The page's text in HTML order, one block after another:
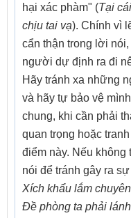
hại xác phàm" (Tại
chịu tai vạ). Chính vì
cẩn thận trong lời
người dự định ra đi
Hãy tránh xa những
và hãy tự bảo vệ
chung, khi cần phải
quan trọng hoặc
điểm này. Nếu
nói để tránh gây ra
Xích khẩu lắm
Đề phòng ta phải